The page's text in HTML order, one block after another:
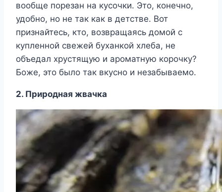
вообще порезан на кусочки. Это, конечно,
удобно, но не так как в детстве. Вот
признайтесь, кто, возвращаясь домой с
купленной свежей буханкой хлеба, не
объедал хрустящую и ароматную корочку?
Боже, это было так вкусно и незабываемо.
2. Природная жвачка